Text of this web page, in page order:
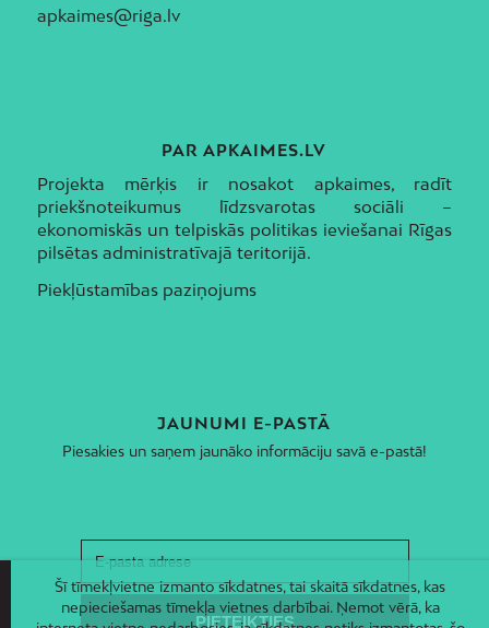
apkaimes@riga.lv
PAR APKAIMES.LV
Projekta mērķis ir nosakot apkaimes, radīt
priekšnoteikumus līdzsvarotas sociāli –
ekonomiskās un telpiskās politikas ieviešanai Rīgas
pilsētas administratīvajā teritorijā.
Piekļūstamības paziņojums
JAUNUMI E-PASTĀ
Piesakies un saņem jaunāko informāciju savā e-pastā!
Šī tīmekļvietne izmanto sīkdatnes, tai skaitā sīkdatnes, kas
nepieciešamas tīmekļa vietnes darbībai. Ņemot vērā, ka